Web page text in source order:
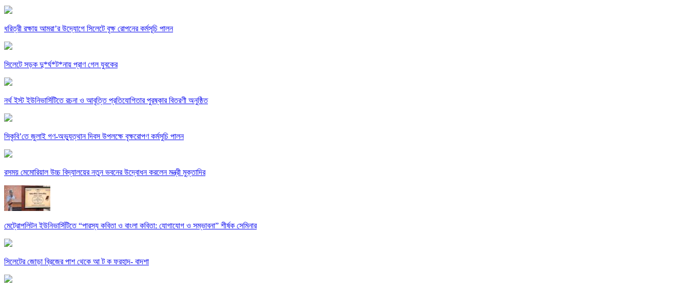
ধরিত্রী রক্ষায় আমরা’র উদ্যোগে সিলেটে বৃক্ষ রোপনের কর্মসূচি পালন
সিলেটে সড়ক দু*র্ঘ*ট*নায় প্রাণ গেল যুবকের
নর্থ ইস্ট ইউনিভার্সিটিতে রচনা ও আবৃত্তি প্রতিযোগিতার পুরষ্কার বিতরণী অনুষ্ঠিত
সিকৃবি’তে জুলাই গণ-অভ্যুত্থান দিবস উপলক্ষে বৃক্ষরোপণ কর্মসুচি পালন
রসময় মেমোরিয়াল উচ্চ বিদ্যালয়ের নতুন ভবনের উদ্বোধন করলেন মন্ত্রী মুক্তাদির
মেট্রোপলিটন ইউনিভার্সিটিতে “পারস্য কবিতা ও বাংলা কবিতা: যোগাযোগ ও সম্ভাবনা” শীর্ষক সেমিনার
সিলেটের জোড়া ব্রিজের পাশ থেকে আ ট ক ফরহাদ- বাদশা